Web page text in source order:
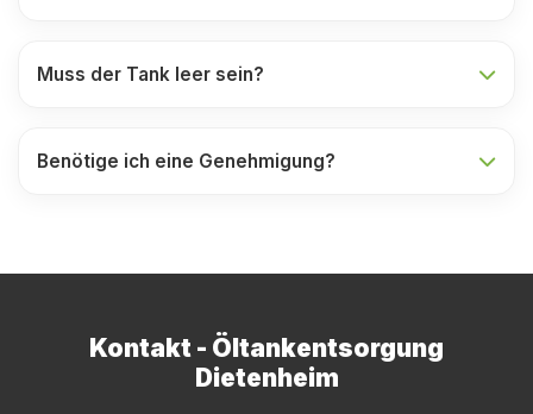
Muss der Tank leer sein?
Benötige ich eine Genehmigung?
Kontakt - Öltankentsorgung
Dietenheim